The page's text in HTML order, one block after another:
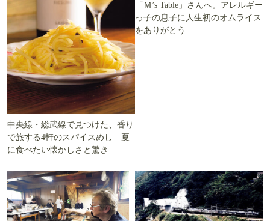
中央線・総武線で見つけた、香り
で旅する4軒のスパイスめし 夏
に食べたい懐かしさと驚き
「Ｍ’s Table」さんへ。アレルギー
っ子の息子に人生初のオムライス
をありがとう